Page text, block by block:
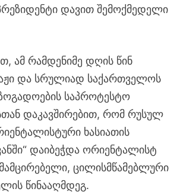
დავით შემოქმედელი
ამ რამდენიმე დღის წინ
და სრულიად საქართველოს
საპროტესტო
დაკავშირებით, რომ რუსულ
ხასიათის
დაიბეჭდა ორიენტალისტ
ცილისმწამებლური
წინააღმდეგ.